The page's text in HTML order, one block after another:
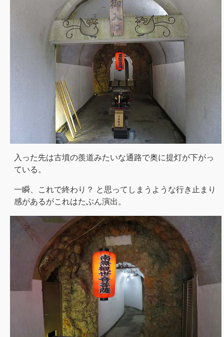
入った先は古墳の羨道みたいな通路で奥に提灯が下がっ
ている。
一瞬、これで終わり？ と思ってしまうような行き止まり
感があるがこれはたぶん演出。